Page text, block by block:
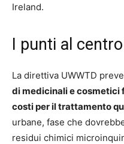
Ireland.
I punti al
La direttiva UWWTD
di medicinali e cosmetici
costi per il trattamento
urbane, fase che
residui chimici